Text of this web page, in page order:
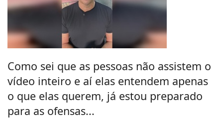
Como sei que as pessoas não assistem o
vídeo inteiro e aí elas entendem apenas
o que elas querem, já estou preparado
para as ofensas...